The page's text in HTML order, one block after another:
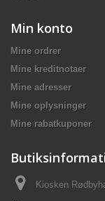
Min konto
Mine ordrer
Mine kreditnotaer
Mine adresser
Mine oplysninger
Mine rabatkuponer
Kiosken